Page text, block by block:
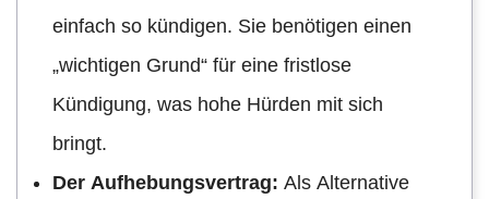
einfach so kündigen. Sie benötigen einen
„wichtigen Grund“ für eine fristlose
Kündigung, was hohe Hürden mit sich
bringt.
Der Aufhebungsvertrag: Als Alternative